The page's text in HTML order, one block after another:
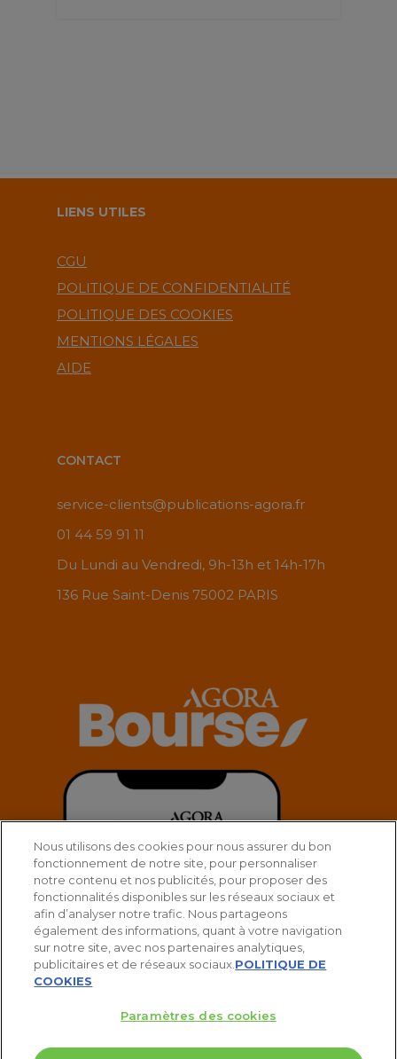
LIENS UTILES
CGU
POLITIQUE DE CONFIDENTIALITÉ
POLITIQUE DES COOKIES
MENTIONS LÉGALES
AIDE
CONTACT
service-clients@publications-agora.fr
01 44 59 91 11
Du Lundi au Vendredi, 9h-13h et 14h-17h
136 Rue Saint-Denis 75002 PARIS
Nous utilisons des cookies pour nous assurer du bon
fonctionnement de notre site, pour personnaliser
notre contenu et nos publicités, pour proposer des
fonctionnalités disponibles sur les réseaux sociaux et
afin d’analyser notre trafic. Nous partageons
également des informations, quant à votre navigation
sur notre site, avec nos partenaires analytiques,
publicitaires et de réseaux sociaux. POLITIQUE DE
COOKIES
Paramètres des cookies